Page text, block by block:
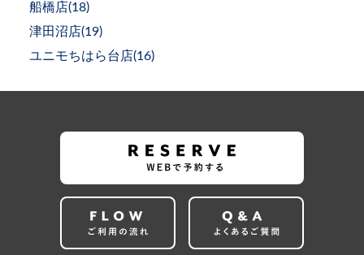
船橋店(18)
津田沼店(19)
ユニモちはら台店(16)